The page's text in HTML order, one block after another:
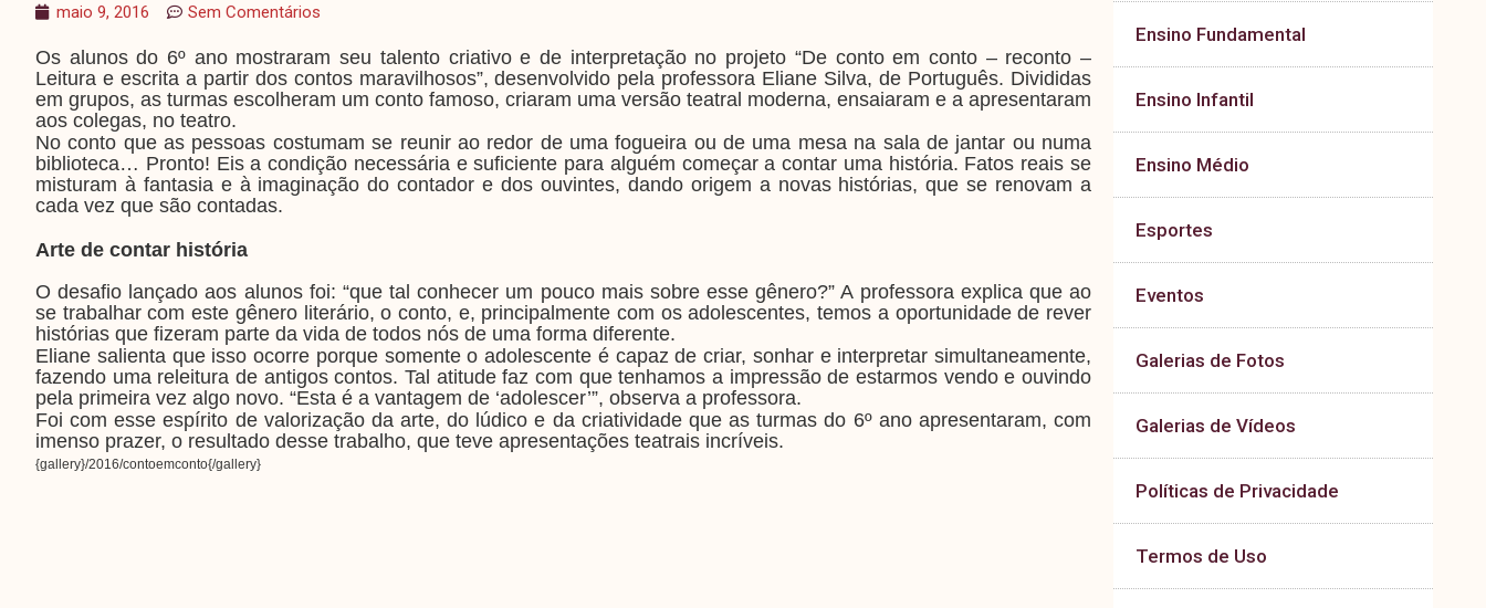
maio 9, 2016 Sem Comentários
Os alunos do 6º ano mostraram seu talento criativo e de interpretação no projeto “De conto em conto – reconto –
Leitura e escrita a partir dos contos maravilhosos”, desenvolvido pela professora Eliane Silva, de Português. Divididas
em grupos, as turmas escolheram um conto famoso, criaram uma versão teatral moderna, ensaiaram e a apresentaram
aos colegas, no teatro.
No conto que as pessoas costumam se reunir ao redor de uma fogueira ou de uma mesa na sala de jantar ou numa
biblioteca… Pronto! Eis a condição necessária e suficiente para alguém começar a contar uma história. Fatos reais se
misturam à fantasia e à imaginação do contador e dos ouvintes, dando origem a novas histórias, que se renovam a
cada vez que são contadas.
Arte de contar história
O desafio lançado aos alunos foi: “que tal conhecer um pouco mais sobre esse gênero?” A professora explica que ao
se trabalhar com este gênero literário, o conto, e, principalmente com os adolescentes, temos a oportunidade de rever
histórias que fizeram parte da vida de todos nós de uma forma diferente.
Eliane salienta que isso ocorre porque somente o adolescente é capaz de criar, sonhar e interpretar simultaneamente,
fazendo uma releitura de antigos contos. Tal atitude faz com que tenhamos a impressão de estarmos vendo e ouvindo
pela primeira vez algo novo. “Esta é a vantagem de ‘adolescer’”, observa a professora.
Foi com esse espírito de valorização da arte, do lúdico e da criatividade que as turmas do 6º ano apresentaram, com
imenso prazer, o resultado desse trabalho, que teve apresentações teatrais incríveis.
{gallery}/2016/contoemconto{/gallery}
Ensino Fundamental
Ensino Infantil
Ensino Médio
Esportes
Eventos
Galerias de Fotos
Galerias de Vídeos
Políticas de Privacidade
Termos de Uso